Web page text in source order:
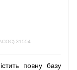
31554
повну базу